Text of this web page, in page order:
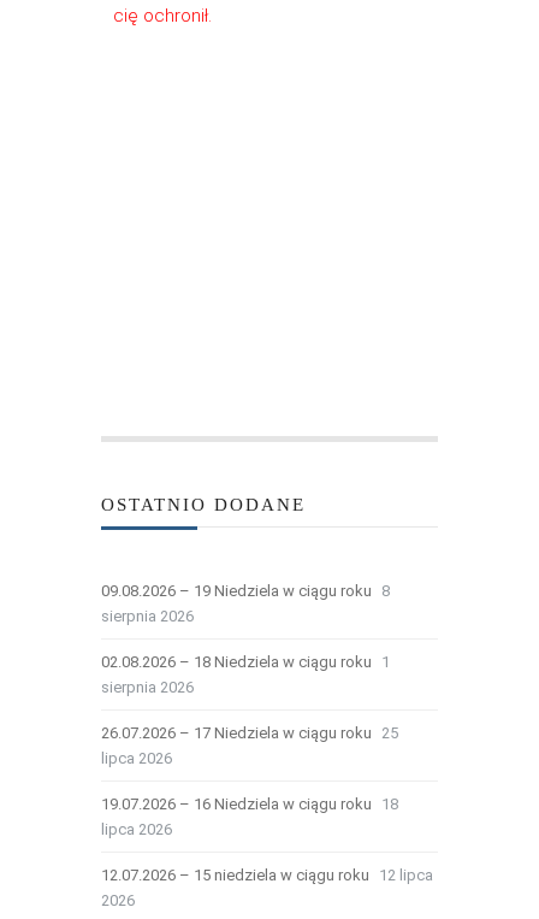
cię ochronił.
OSTATNIO DODANE
09.08.2026 – 19 Niedziela w ciągu roku
8
sierpnia 2026
02.08.2026 – 18 Niedziela w ciągu roku
1
sierpnia 2026
26.07.2026 – 17 Niedziela w ciągu roku
25
lipca 2026
19.07.2026 – 16 Niedziela w ciągu roku
18
lipca 2026
12.07.2026 – 15 niedziela w ciągu roku
12 lipca
2026